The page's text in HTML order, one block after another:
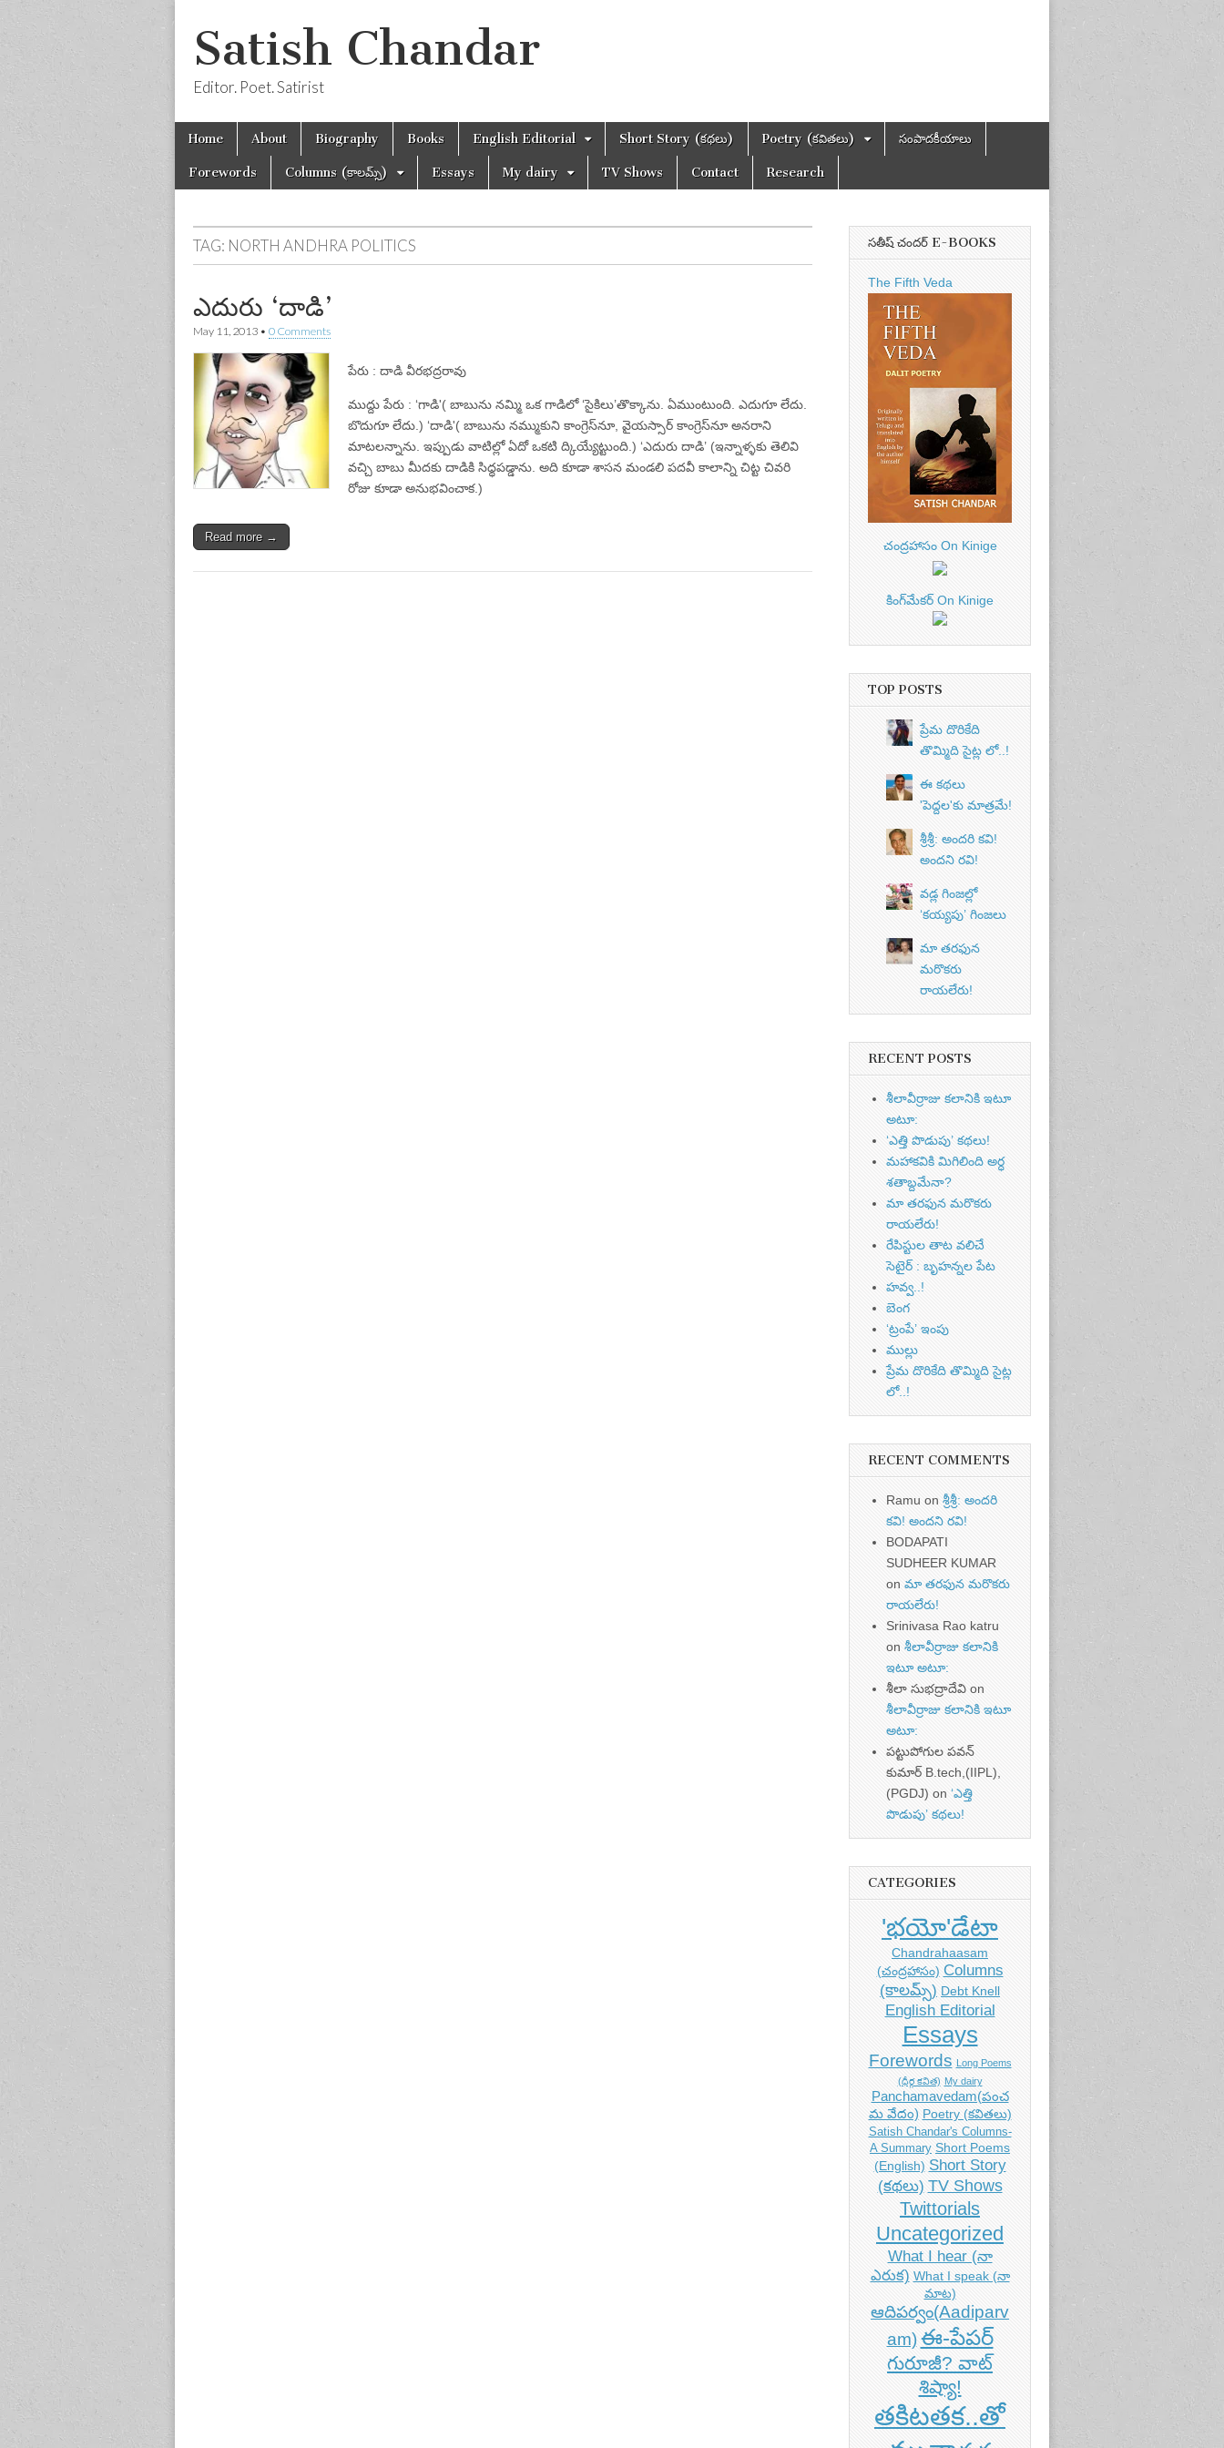
Satish Chandar
Editor. Poet. Satirist
Main
Skip
content
Home About Biography Books English Editorial Short Story (కథలు) Poetry (కవితలు) సంపాదకీయాలు
Forewords Columns (కాలమ్స్) Essays My dairy TV Shows Contact Research
TAG: NORTH ANDHRA POLITICS
ఎదురు ‘దాడి’
May 11, 2013 • 0 Comments
పేరు : దాడి వీరభద్రరావు
ముద్దు పేరు : ‘గాడి'( బాబును నమ్మి ఒక గాడిలో ‘సైకిలు’తొక్కాను. ఏముంటుంది. ఎదుగూ లేదు.
బొదుగూ లేదు.) ‘దాడి'( బాబును నమ్ముకుని కాంగ్రెస్‌నూ, వైయస్సార్‌ కాంగ్రెస్‌నూ అనరాని
మాటలన్నాను. ఇప్పుడు వాటిల్లో ఏదో ఒకటి ద్కియ్యేట్టుంది.) ‘ఎదురు దాడి’ (ఇన్నాళ్ళకు తెలివి
వచ్చి బాబు మీదకు దాడికి సిధ్ధపడ్డాను. అది కూడా శాసన మండలి పదవీ కాలాన్ని చిట్ట చివరి
రోజు కూడా అనుభవించాక.)
Read more →
సతీష్ చందర్ E-BOOKS
The Fifth Veda
చంద్రహాసం On Kinige
కింగ్‌మేకర్ On Kinige
TOP POSTS
ప్రేమ దొరికేది
తొమ్మిది సైట్ల లో..!
ఈ కథలు
'పెద్దల'కు మాత్రమే!
శ్రీశ్రీ: అందరి కవి!
అందని రవి!
వడ్ల గింజల్లో
‘కయ్యపు’ గింజలు
మా తరఫున
మరొకరు
రాయలేరు!
RECENT POSTS
శీలావీర్రాజు కలానికి ఇటూ
అటూ:
‘ఎత్తి పొడుపు’ కథలు!
మహాకవికి మిగిలింది అర్ధ
శతాబ్దమేనా?
మా తరఫున మరొకరు
రాయలేరు!
రేపిస్టుల తాట వలిచే
సెటైర్ : బృహన్నల పేట
హవ్వ..!
బెంగ
‘ట్రంపే’ ఇంపు
ముల్లు
ప్రేమ దొరికేది తొమ్మిది సైట్ల
లో..!
RECENT COMMENTS
Ramu on శ్రీశ్రీ: అందరి
కవి! అందని రవి!
BODAPATI
SUDHEER KUMAR
on మా తరఫున మరొకరు
రాయలేరు!
Srinivasa Rao katru
on శీలావీర్రాజు కలానికి
ఇటూ అటూ:
శీలా సుభద్రాదేవి on
శీలావీర్రాజు కలానికి ఇటూ
అటూ:
పట్టుపోగుల పవన్
కుమార్ B.tech,(IIPL),
(PGDJ) on ‘ఎత్తి
పొడుపు’ కథలు!
CATEGORIES
'భయో'డేటా
Chandrahaasam
(చంద్రహాసం) Columns
(కాలమ్స్) Debt Knell
English Editorial
Essays
Forewords Long Poems
(ధీర్గ కవిత) My dairy
Panchamavedam(పంచ
మ వేదం) Poetry (కవితలు)
Satish Chandar's Columns-
A Summary Short Poems
(English) Short Story
(కథలు) TV Shows
Twittorials
Uncategorized
What I hear (నా
ఎరుక) What I speak (నా
మాట)
ఆదిపర్వం(Aadiparv
am) ఈ-పేపర్
గురూజీ? వాట్
శిష్యా!
తకిటతక..తో